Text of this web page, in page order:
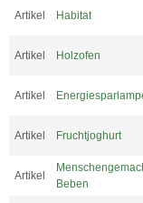
Artikel Habitat
Artikel Holzofen
Artikel
Artikel Fruchtjoghurt
Artikel
Beben